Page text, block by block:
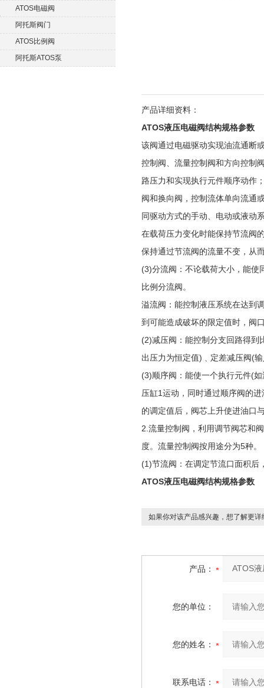
ATOS电磁阀
阿托斯阀门
ATOS比例阀
阿托斯ATOS泵
产品详细资料：
ATOS液压电磁阀结构规格参数
该阀通过电磁驱动实现油流通断
控制阀、流量控制阀和方向控制
路压力和实现执行元件顺序动作
阀和换向阀，控制流体单向流通
同驱动方式的手动、电动或液动
在载荷压力变化时能保持节流阀
保持通过节流阀的流量不变，从
(3)分流阀：不论载荷大小，能使
比例分流阀。
溢流阀：能控制液压系统在达到
到可能造成破坏的限定值时，阀
(2)减压阀：能控制分支回路得到
出压力为恒定值)﹑定差减压阀(
(3)顺序阀：能使一个执行元件(
压缸1运动，同时通过顺序阀的
的调定值后，阀芯上升使进油口
2.流量控制阀，利用调节阀芯和
度。流量控制阀按用途分为5种。
(1)节流阀：在调定节流口面积后
ATOS液压电磁阀结构规格参数
如果你对该产品感兴趣，想了解更详
产品：
您的单位：
您的姓名：
联系电话：